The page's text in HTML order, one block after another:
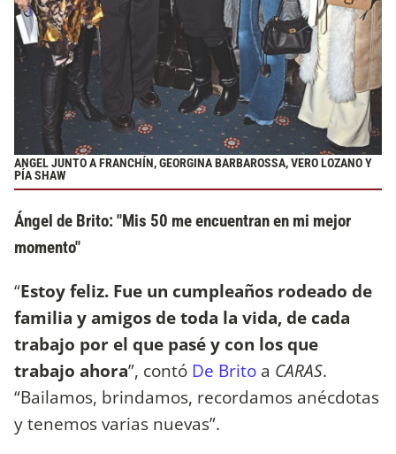
ANGEL JUNTO A FRANCHÍN, GEORGINA BARBAROSSA, VERO LOZANO Y
PÍA SHAW
Ángel de Brito: "Mis 50 me encuentran en mi mejor
momento"
“Estoy feliz. Fue un cumpleaños rodeado de
familia y amigos de toda la vida, de cada
trabajo por el que pasé y con los que
trabajo ahora”, contó De Brito a CARAS.
“Bailamos, brindamos, recordamos anécdotas
y tenemos varias nuevas”.